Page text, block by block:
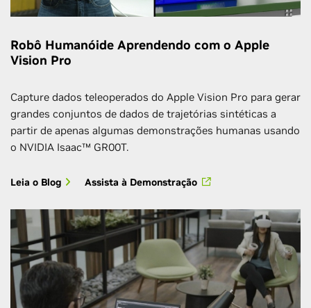
Robô Humanóide Aprendendo com o Apple
Vision Pro
Capture dados teleoperados do Apple Vision Pro para gerar
grandes conjuntos de dados de trajetórias sintéticas a
partir de apenas algumas demonstrações humanas usando
o NVIDIA Isaac™ GR00T.
Leia o Blog Assista à Demonstração